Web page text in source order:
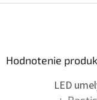
Hodnotenie